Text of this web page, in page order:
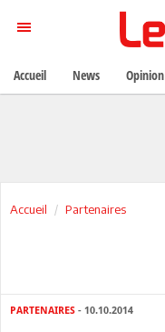
Accueil Partenaires
PARTENAIRES - 10.10.2014
Accueil News Opinion